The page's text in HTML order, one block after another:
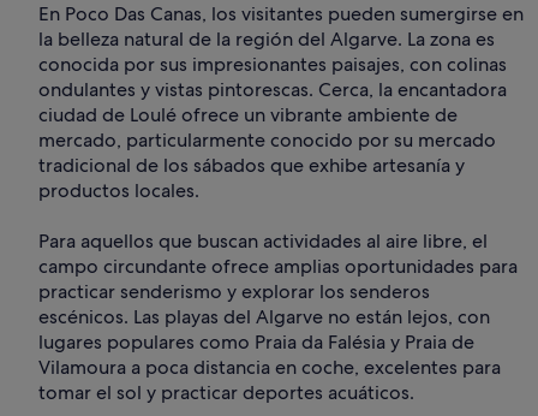
En Poco Das Canas, los visitantes pueden sumergirse en
la belleza natural de la región del Algarve. La zona es
conocida por sus impresionantes paisajes, con colinas
ondulantes y vistas pintorescas. Cerca, la encantadora
ciudad de Loulé ofrece un vibrante ambiente de
mercado, particularmente conocido por su mercado
tradicional de los sábados que exhibe artesanía y
productos locales.
Para aquellos que buscan actividades al aire libre, el
campo circundante ofrece amplias oportunidades para
practicar senderismo y explorar los senderos
escénicos. Las playas del Algarve no están lejos, con
lugares populares como Praia da Falésia y Praia de
Vilamoura a poca distancia en coche, excelentes para
tomar el sol y practicar deportes acuáticos.